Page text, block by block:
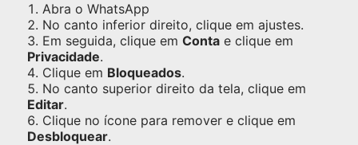
Abra o WhatsApp
No canto inferior direito, clique em ajustes.
Em seguida, clique em Conta e clique em
Privacidade.
Clique em Bloqueados.
No canto superior direito da tela, clique em
Editar.
Clique no ícone para remover e clique em
Desbloquear.